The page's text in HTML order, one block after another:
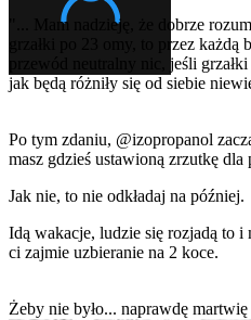
"... Mam nadzieję, że dobrze
grzałki po 23 omy, to przez każdą
przewód neutralny nic, jeśli
jak będą różniły się od siebie
Po tym zdaniu, @izopropanol
masz gdzieś ustawioną zrzutkę dla
Jak nie, to nie odkładaj na później.
Idą wakacje, ludzie się rozjadą to i
ci zajmie uzbieranie na 2 koce.
Żeby nie było... naprawdę martwię